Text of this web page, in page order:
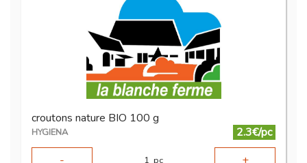
croutons nature BIO 100 g
HYGIENA
2.3€/pc
1 pc